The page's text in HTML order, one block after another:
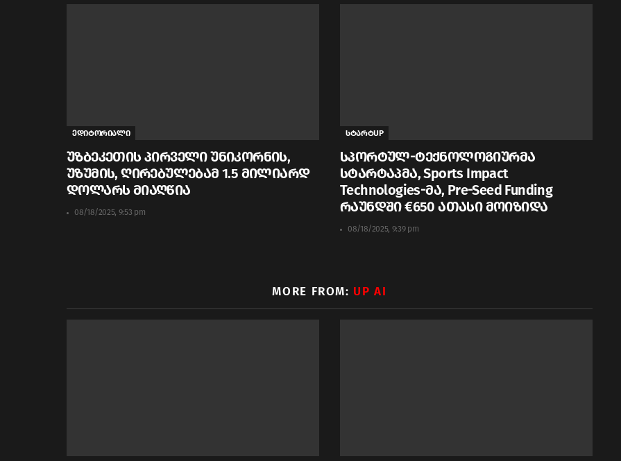
ედიტორიალი
უზბეკეთის პირველი უნიკორნის,
უზუმის, ღირებულებამ 1.5 მილიარდ
დოლარს მიაღწია
08/18/2025, 9:53 pm
სტარტUP
სპორტულ-ტექნოლოგიურმა
სტარტაპმა, Sports Impact
Technologies-მა, Pre-Seed Funding
რაუნდში €650 ათასი მოიზიდა
08/18/2025, 9:39 pm
MORE FROM: UP AI